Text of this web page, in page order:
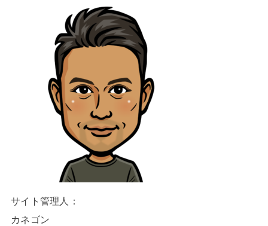
サイト管理人：
カネゴン